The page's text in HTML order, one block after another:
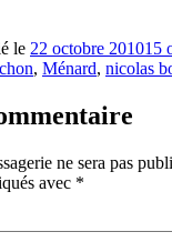
le 22 octobre 201015
, Ménard, nicolas
ne sera pas
avec *